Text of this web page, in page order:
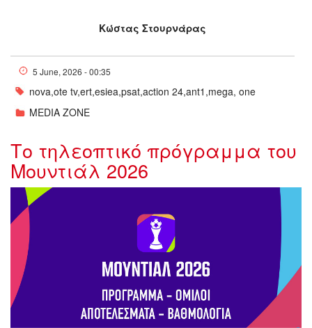
Κώστας Στουρνάρας
5 June, 2026 - 00:35
nova,ote tv,ert,esiea,psat,action 24,ant1,mega, one
MEDIA ZONE
Tο τηλεοπτικό πρόγραμμα του
Μουντιάλ 2026
Mundial2026-ezgif.com-crop.jpg